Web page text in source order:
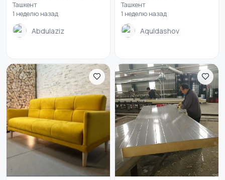
Ташкент
1 неделю назад
Abdulaziz
Ташкент
1 неделю назад
Aquldashov